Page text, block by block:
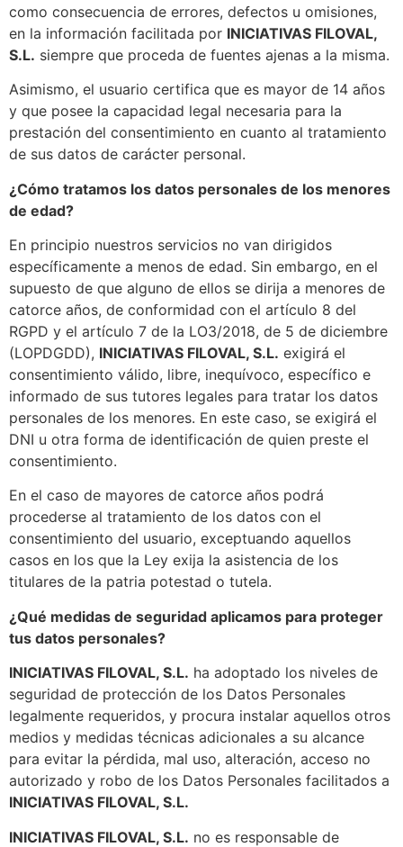
como consecuencia de errores, defectos u omisiones,
en la información facilitada por INICIATIVAS FILOVAL,
S.L. siempre que proceda de fuentes ajenas a la misma.
Asimismo, el usuario certifica que es mayor de 14 años
y que posee la capacidad legal necesaria para la
prestación del consentimiento en cuanto al tratamiento
de sus datos de carácter personal.
¿Cómo tratamos los datos personales de los menores
de edad?
En principio nuestros servicios no van dirigidos
específicamente a menos de edad. Sin embargo, en el
supuesto de que alguno de ellos se dirija a menores de
catorce años, de conformidad con el artículo 8 del
RGPD y el artículo 7 de la LO3/2018, de 5 de diciembre
(LOPDGDD), INICIATIVAS FILOVAL, S.L. exigirá el
consentimiento válido, libre, inequívoco, específico e
informado de sus tutores legales para tratar los datos
personales de los menores. En este caso, se exigirá el
DNI u otra forma de identificación de quien preste el
consentimiento.
En el caso de mayores de catorce años podrá
procederse al tratamiento de los datos con el
consentimiento del usuario, exceptuando aquellos
casos en los que la Ley exija la asistencia de los
titulares de la patria potestad o tutela.
¿Qué medidas de seguridad aplicamos para proteger
tus datos personales?
INICIATIVAS FILOVAL, S.L. ha adoptado los niveles de
seguridad de protección de los Datos Personales
legalmente requeridos, y procura instalar aquellos otros
medios y medidas técnicas adicionales a su alcance
para evitar la pérdida, mal uso, alteración, acceso no
autorizado y robo de los Datos Personales facilitados a
INICIATIVAS FILOVAL, S.L.
INICIATIVAS FILOVAL, S.L. no es responsable de